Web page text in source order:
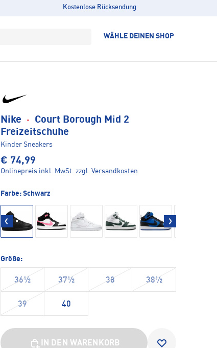
Kostenlose Rücksendung
WÄHLE DEINEN SHOP
Nike · Court Borough Mid 2
Freizeitschuhe
Kinder Sneakers
€ 74,99
Onlinepreis inkl. MwSt. zzgl. Versandkosten
Farbe: Schwarz
Größe:
36½ 37½ 38 38½
39 40
IN DEN WARENKORB